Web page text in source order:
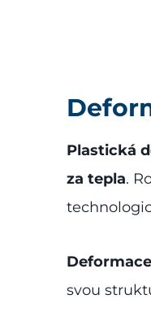
Plastická
za tepla.
svou